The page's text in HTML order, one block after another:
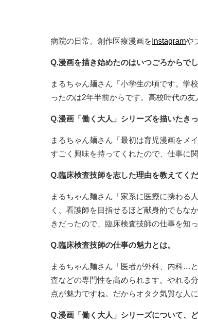
病院の日常、創作医療漫画を Instagramや
Q.漫画を描き始めたのはいつごろからでし
まるちゃん麺さん「小学生の頃です。学
ったのは2年半前からです。高校時代の
Q.漫画「働く大人」シリーズを描いたき
まるちゃん麺さん「最初は育児漫画をメ
すごく興味を持ってくれたので、仕事に
Q.臨床検査技師を志した理由を教えてくだ
まるちゃん麺さん「家系に医療に携わる
く、看護師を目指せるほど献身的でもな
きだったので、臨床検査技師の仕事を知
Q.臨床検査技師の仕事の魅力とは。
まるちゃん麺さん「医者が外科、内科…
査などの専門性を高められます。やれる
点が魅力ですね。だからオタク気質な人
Q.漫画「働く大人」シリーズについて、